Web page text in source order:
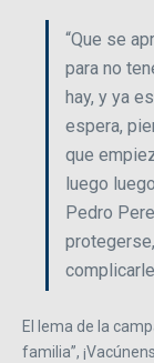
“Que se
para no
hay, y ya
espera,
que
luego
Pedro
El lema de la
familia”,